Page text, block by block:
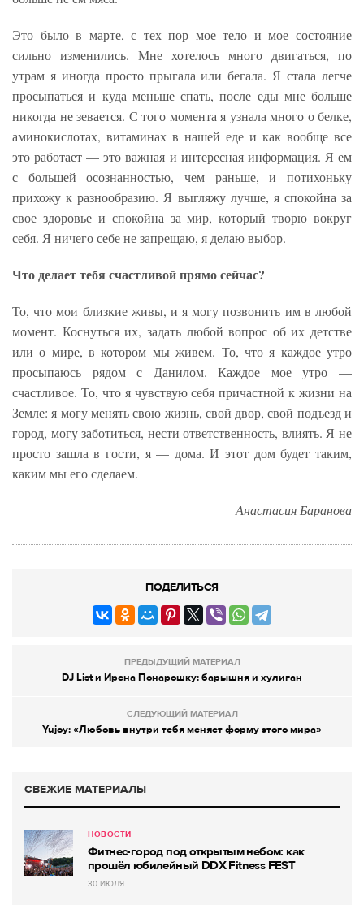
Это было в марте, с тех пор мое тело и мое состояние
сильно изменились. Мне хотелось много двигаться, по
утрам я иногда просто прыгала или бегала. Я стала легче
просыпаться и куда меньше спать, после еды мне больше
никогда не зевается. С того момента я узнала много о белке,
аминокислотах, витаминах в нашей еде и как вообще все
это работает — это важная и интересная информация. Я ем
с большей осознанностью, чем раньше, и потихоньку
прихожу к разнообразию. Я выгляжу лучше, я спокойна за
свое здоровье и спокойна за мир, который творю вокруг
себя. Я ничего себе не запрещаю, я делаю выбор.
Что делает тебя счастливой прямо сейчас?
То, что мои близкие живы, и я могу позвонить им в любой
момент. Коснуться их, задать любой вопрос об их детстве
или о мире, в котором мы живем. То, что я каждое утро
просыпаюсь рядом с Данилом. Каждое мое утро —
счастливое. То, что я чувствую себя причастной к жизни на
Земле: я могу менять свою жизнь, свой двор, свой подъезд и
город, могу заботиться, нести ответственность, влиять. Я не
просто зашла в гости, я — дома. И этот дом будет таким,
каким мы его сделаем.
Анастасия Баранова
ПОДЕЛИТЬСЯ
ПРЕДЫДУЩИЙ МАТЕРИАЛ
DJ List и Ирена Понарошку: барышня и хулиган
СЛЕДУЮЩИЙ МАТЕРИАЛ
Yujoy: «Любовь внутри тебя меняет форму этого мира»
СВЕЖИЕ МАТЕРИАЛЫ
НОВОСТИ
Фитнес-город под открытым небом: как
прошёл юбилейный DDX Fitness FEST
30 ИЮЛЯ